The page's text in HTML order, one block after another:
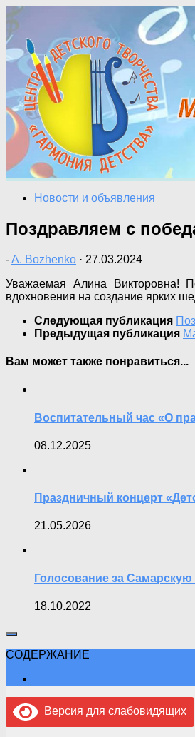
Перейти
к
содержимому
Новости и объявления
Поздравляем с
-A. Bozhenko · 27.03.2024
Уважаемая Алина Викторовна!
вдохновения на создание ярких
Следующая публикация
Предыдущая публикация
Вам может также понравиться...
Воспитательный час «О
08.12.2025
Праздничный концерт
21.05.2026
Голосование за
18.10.2022
СОДЕРЖАНИЕ
Версия для слабовидящих